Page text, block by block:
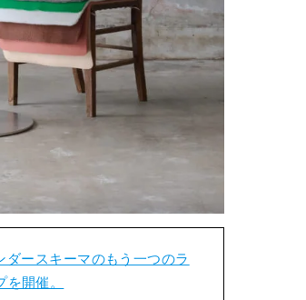
ースキーマのもう一つのラ
開催。